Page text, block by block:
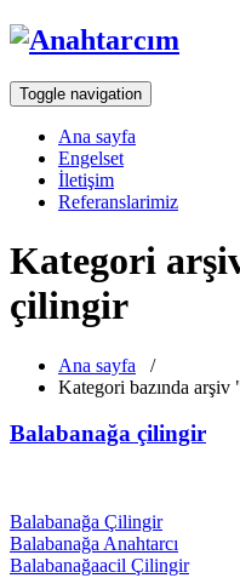
Toggle navigation
Ana sayfa
Engelset
İletişim
Referanslarimiz
Kategori
çilingir
Ana sayfa /
Kategori bazında
Balabanağa çilingir
Balabanağa Çilingir
Balabanağa Anahtarcı
Balabanağaacil Çilingir